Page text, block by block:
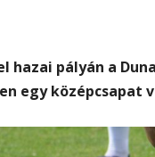
hazai pályán a
egy középcsapat